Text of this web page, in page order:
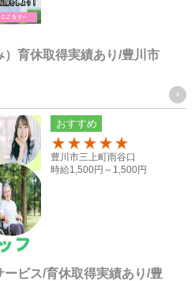
書、お問い合せフォーム、エン
等）による取得
会社からの通知による取得
依頼フォーム、口頭（電話等）
を有する者の名称
）育休取得実績あり/豊川市
ービス/育休取得実績あり/豊
おすすめ
100
豊川市三上町雨谷口
時給1,500円～ 1,500円